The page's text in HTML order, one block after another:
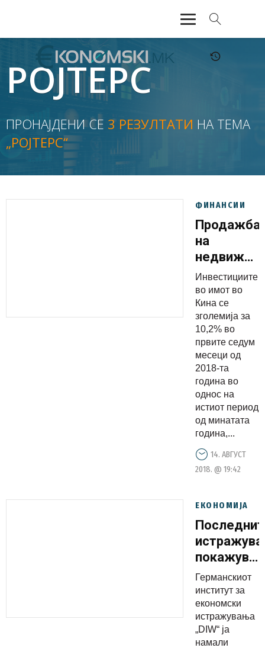
АКТУЕЛНО
ЕКОНОМИЈА
ФИНАНСИИ
БАНКАРСТВО
ЖИВОТ
РОЈТЕРС
ПРОНАЈДЕНИ СЕ 3 РЕЗУЛТАТИ НА ТЕМА
„РОЈТЕРС“
ФИНАНСИИ
на
е во
пораст во
Кина
со
минатата
година
Инвестициите
во имот во
Кина се
зголемија за
10,2% во
првите седум
месеци од
2018-та
година во
однос на
истиот период
од минатата
година,...
14. АВГУСТ
2018. @ 19:42
ЕКОНОМИЈА
дека во
Германија
е намален
раст
Германскиот
институт за
економски
истражувања
„DIW“ ја
намали